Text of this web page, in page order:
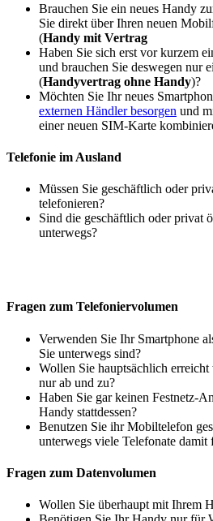
Brauchen Sie ein neues Handy
Sie direkt über Ihren neuen
(Handy mit Vertrag
Haben Sie sich erst vor kurzem
und brauchen Sie deswegen nur
(Handyvertrag ohne Handy)?
Möchten Sie Ihr neues
externen Händler besorgen und
einer neuen SIM-Karte
Telefonie im Ausland
Müssen Sie geschäftlich oder
telefonieren?
Sind die geschäftlich oder privat
unterwegs?
Fragen zum Telefoniervolumen
Verwenden Sie Ihr Smartphone
Sie unterwegs sind?
Wollen Sie hauptsächlich
nur ab und zu?
Haben Sie gar keinen Festnetz-
Handy stattdessen?
Benutzen Sie ihr Mobiltelefon
unterwegs viele Telefonate damit
Fragen zum Datenvolumen
Wollen Sie überhaupt mit Ihrem